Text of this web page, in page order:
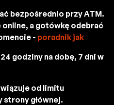
bezpośrednio przy ATM.
a gotówkę odebrać
- poradnik jak
godziny na dobę, 7 dni w
od limitu
strony głównej.